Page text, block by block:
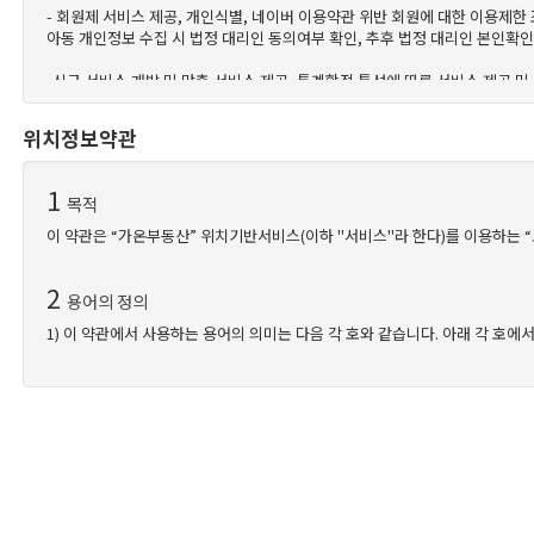
①"회사"는 이 약관의 내용을 "회원"이 쉽게 알 수 있도록 서비스 초기 화면에
②"회사"는 "약관의규제에관한법률", "정보통신망이용촉진및정보보호등에
정의 경우에는 공지 외에 일정기간 서비스내 전자우편, 전자쪽지, 로그인시
④회사가 전항에 따라 개정약관을 공지 또는 통지하면서 회원에게 30일 기
의사표시를 하지 아니한 경우 회원이 개정약관에 동의한 것으로 봅니다.
⑤회원이 개정약관의 적용에 동의하지 않는 경우 회사는 개정 약관의 내용을
는 이용계약을 해지할 수 있습니다.
4약관의 해석
②본 약관에서 정하지 아니한 사항이나 해석에 대해서는 별도의 운영정책,
- 회원제 서비스 제공, 개인식별, 네이버 이용약관 위반 회원에 대한 이용제
아동 개인정보 수집 시 법정 대리인 동의여부 확인, 추후 법정 대리인 본인
-신규 서비스 개발 및 맞춤 서비스 제공, 통계학적 특성에 따른 서비스 제공
2개인정보의 처리 및 보유 기간
② 구체적인 개인정보 처리 및 보유 기간은 다음과 같습니다.
- 소비자의 불만 또는 분쟁처리에 관한 기록 : 1년
- 웹사이트 방문기록: 3개월
3정보주체와 법정대리인의 권리•의무 및 그 행사방법 이용자는 개인
1. 개인정보 열람요구
위치정보약관
1 목적
이 약관은 “가온부동산” 위치기반서비스(이하 "서비스"라 한다)를 이용하는
2 용어의 정의
1) 이 약관에서 사용하는 용어의 의미는 다음 각 호와 같습니다. 아래 각 호